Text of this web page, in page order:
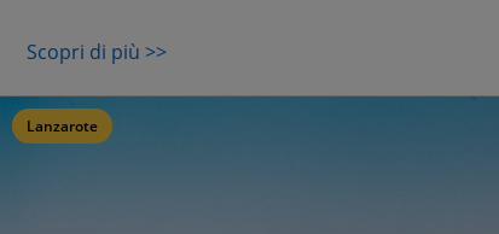
Scopri di più >>
Lanzarote